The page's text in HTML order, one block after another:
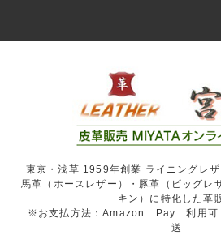
東京・浅草 1959年創業 ライニングレ
馬革（ホースレザー）・豚革（ピッグレ
キン）に特化した革
※お支払方法：Amazon Pay 利用可
送